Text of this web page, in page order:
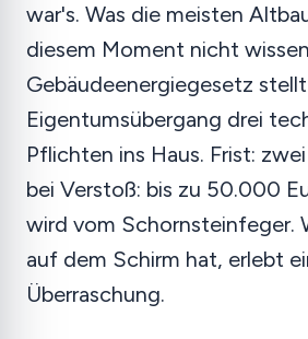
war's. Was die meisten
diesem Moment nicht
Gebäudeenergiegesetz
Eigentumsübergang drei
Pflichten ins Haus. Frist:
bei Verstoß: bis zu 50.000
wird vom Schornsteinfeger.
auf dem Schirm hat, erlebt
Überraschung.